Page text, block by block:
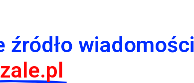
źródło wiadomości